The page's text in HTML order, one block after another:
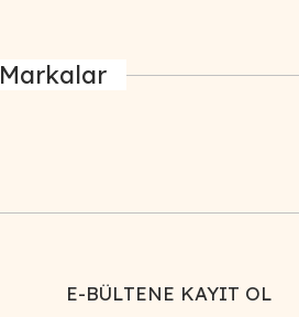
Markalar
E-BÜLTENE KAYIT OL